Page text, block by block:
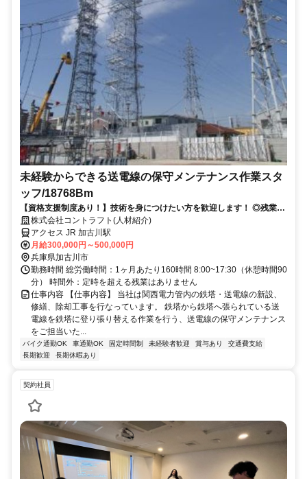
未経験からできる送電線の保守メンテナンス作業スタ
ッフ/18768Bm
【資格支援制度あり！】技術を身につけたい方を歓迎します！ ◎残業ほ
ぼなし！プライベートも大切にできる環境です。
株式会社コントラフト(人材紹介)
アクセス JR 加古川駅
月給300,000円～500,000円
兵庫県加古川市
勤務時間 総労働時間：1ヶ月あたり160時間 8:00~17:30（休憩時間90
分） 時間外：定時を超える残業はありません
仕事内容 【仕事内容】 当社は関西電力管内の鉄塔・送電線の新設、
修繕、除却工事を行なっています。 鉄塔から鉄塔へ張られている送
電線を鉄塔に登り張り替える作業を行う、送電線の保守メンテナンス
をご担当いた...
バイク通勤OK 車通勤OK 固定時間制 未経験者歓迎 賞与あり
交通費支給
長期歓迎
長期休暇あり
契約社員